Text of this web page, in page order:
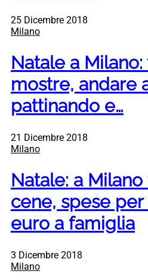
25 Dicembre 2018
Milano
Natale a
mostre, andare
pattinando e…
21 Dicembre 2018
Milano
Natale: a
cene, spese
euro a famiglia
3 Dicembre 2018
Milano